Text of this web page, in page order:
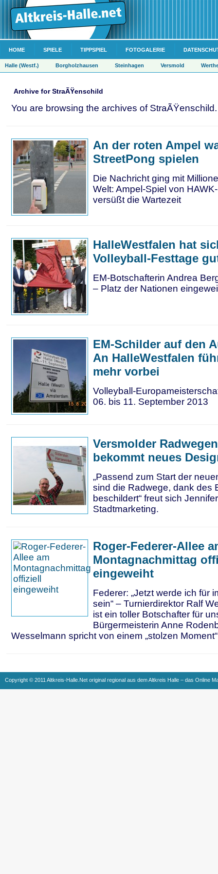
HOME SPIELE TIPPSPIEL FOTOGALERIE
Halle (Westf.) Borgholzhausen Steinhagen Versmold
Archive for StraÃŸenschild
You are browsing the archives of StraÃŸenschild.
An der roten Ampel
StreetPong spielen
Die Nachricht ging mit
Welt: Ampel-Spiel von
versüßt die Wartezeit
HalleWestfalen hat
Volleyball-Festtage
EM-Botschafterin Andrea
– Platz der Nationen
EM-Schilder auf den
An HalleWestfalen
mehr vorbei
Volleyball-
06. bis 11. September 2013
Versmolder
bekommt neues
„Passend zum Start der
sind die Radwege, dank des
beschildert“ freut sich
Stadtmarketing.
Roger-Federer-Allee
Montagnachmittag
eingeweiht
Federer: „Jetzt werde ich für
sein“ – Turnierdirektor Ralf
ist ein toller Botschafter für
Bürgermeisterin Anne
Wesselmann spricht von einem „stolzen
Copyright © 2011 Altkreis-Halle.Net original regional aus dem Altkreis Halle – das Online